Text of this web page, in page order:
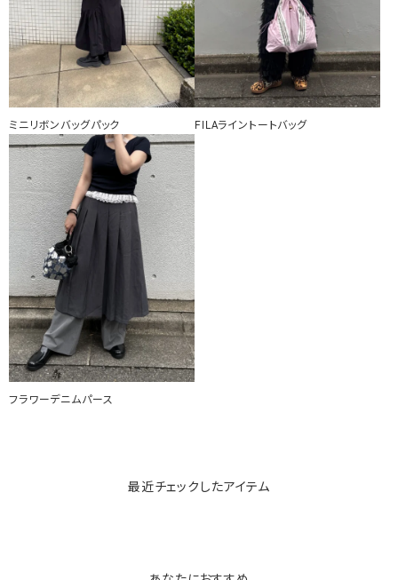
ミニリボンバッグパック FILAライントートバッグ
フラワーデニムパース
最近チェックしたアイテム